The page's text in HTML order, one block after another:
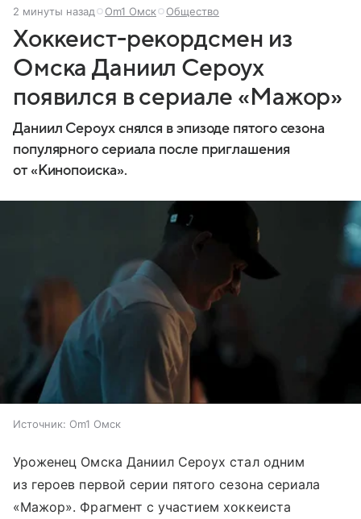
2 минуты назад Om1 Омск Общество
Хоккеист-рекордсмен из
Омска Даниил Сероух
появился в сериале «Мажор»
Даниил Сероух снялся в эпизоде пятого сезона
популярного сериала после приглашения
от «Кинопоиска».
Источник: Om1 Омск
Уроженец Омска Даниил Сероух стал одним
из героев первой серии пятого сезона сериала
«Мажор». Фрагмент с участием хоккеиста